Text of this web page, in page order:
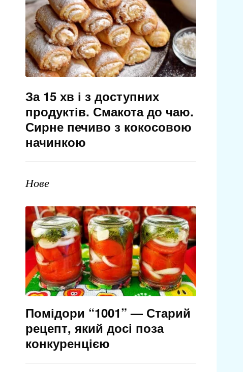
За 15 хв і з доступних
продуктів. Смакота до чаю.
Сирне печиво з кокосовою
начинкою
Нове
Помідори “1001” — Старий
рецепт, який досі поза
конкуренцією